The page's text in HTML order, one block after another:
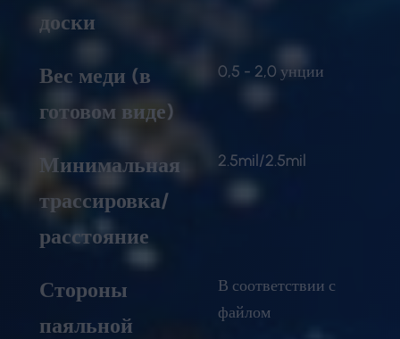
доски
Вес меди (в
готовом виде)
0,5 - 2,0 унции
Минимальная
трассировка/
расстояние
2.5mil/2.5mil
Стороны
паяльной
В соответствии с
файлом